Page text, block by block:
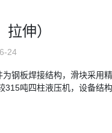
伸）
24
钢板焊接结构，滑块采用
吨四柱液压机，设备结